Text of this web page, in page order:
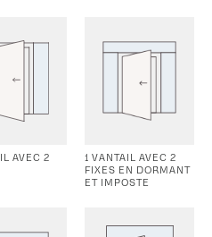
AVEC 2
1 VANTAIL AVEC 2
FIXES EN DORMANT
ET IMPOSTE